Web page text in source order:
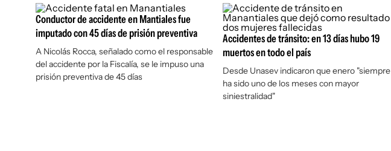
Conductor de accidente en Mantiales fue
imputado con 45 días de prisión preventiva
A Nicolás Rocca, señalado como el responsable
del accidente por la Fiscalía, se le impuso una
prisión preventiva de 45 días
Accidentes de tránsito: en 13 días hubo 19
muertos en todo el país
Desde Unasev indicaron que enero "siempre
ha sido uno de los meses con mayor
siniestralidad"